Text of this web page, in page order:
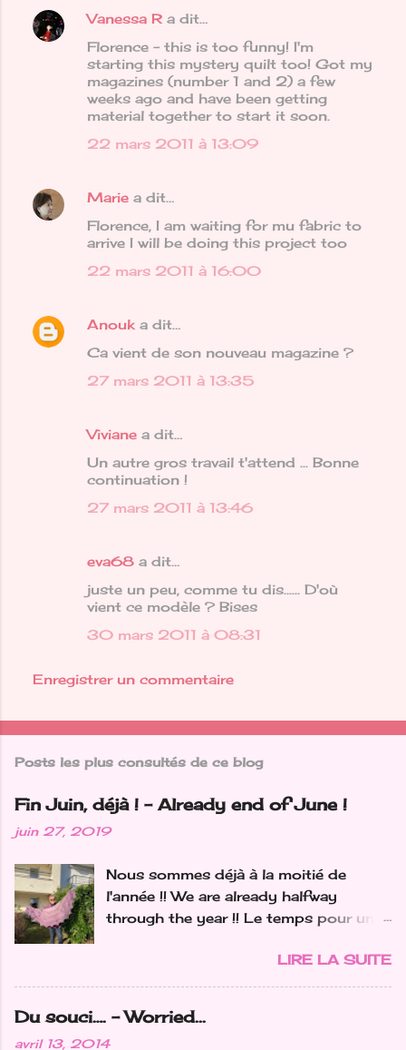
n
t
Vanessa R a dit…
Florence - this is too funny! I'm
starting this mystery quilt too! Got my
magazines (number 1 and 2) a few
weeks ago and have been getting
material together to start it soon.
22 mars 2011 à 13:09
Marie a dit…
Florence, I am waiting for mu fabric to
arrive I will be doing this project too
22 mars 2011 à 16:00
Anouk a dit…
Ca vient de son nouveau magazine ?
27 mars 2011 à 13:35
Viviane a dit…
Un autre gros travail t'attend ... Bonne
continuation !
27 mars 2011 à 13:46
eva68 a dit…
juste un peu, comme tu dis...... D'où
vient ce modèle ? Bises
30 mars 2011 à 08:31
Enregistrer un commentaire
Posts les plus consultés de ce blog
Fin Juin, déjà ! - Already end of June !
juin 27, 2019
Nous sommes déjà à la moitié de
l'année !! We are already halfway
through the year !! Le temps pour un
que des chaussettes ! Time for a little
knitting check-up...'cause I didn't just
pour les châles...mon objectif pour
LIRE LA SUITE
Du souci…. - Worried...
avril 13, 2014